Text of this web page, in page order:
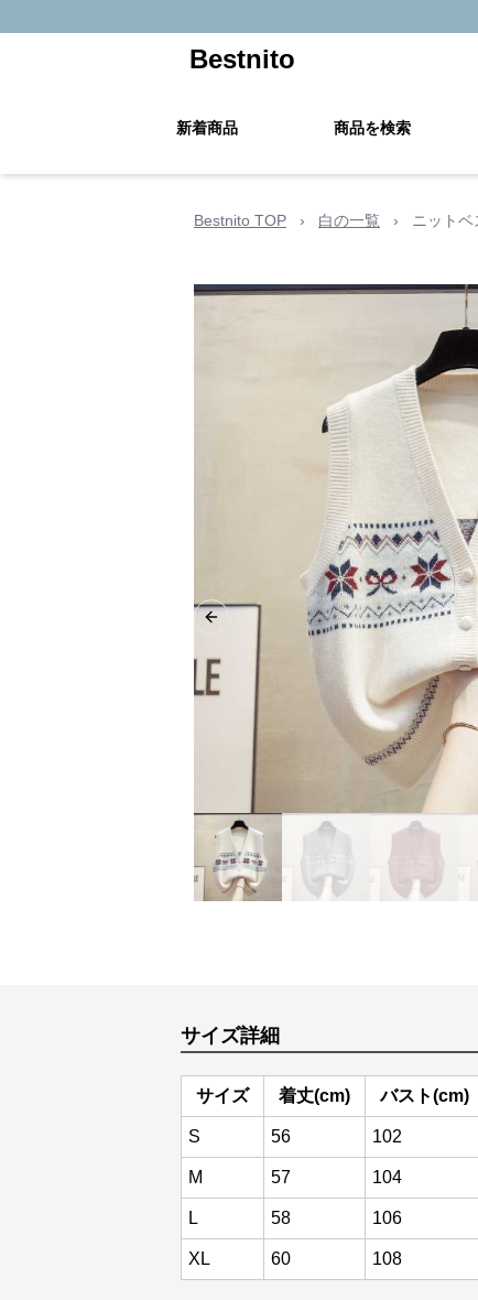
Bestnito
新着商品 商品を検索
Bestnito TOP › 白の一覧 › ニット
Previous slide
サイズ詳細
サイズ 着丈(cm) バスト(cm)
S 56 102
M 57 104
L 58 106
XL 60 108